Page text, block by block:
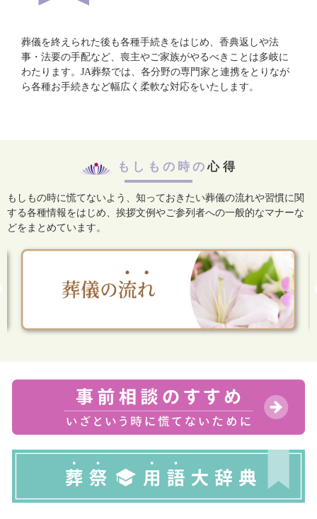
葬儀を終えられた後も各種手続きをはじめ、香典返しや法
事・法要の手配など、喪主やご家族がやるべきことは多岐に
わたります。JA葬祭では、各分野の専門家と連携をとりなが
ら各種お手続きなど幅広く柔軟な対応をいたします。
もしもの時の心得
もしもの時に慌てないよう、知っておきたい葬儀の流れや習慣に関
する各種情報をはじめ、 挨拶文例やご参列者への一般的なマナーな
どをまとめています。